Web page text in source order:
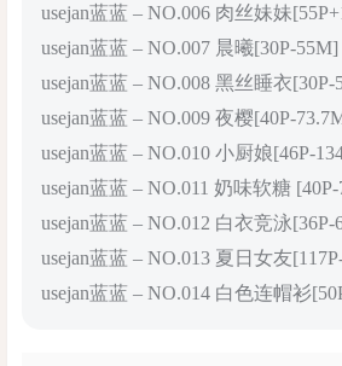
usejan蓝蓝 – NO.006 肉丝妹妹
usejan蓝蓝 – NO.007 晨曦[30P-55M]
usejan蓝蓝 – NO.008 黑丝睡衣[30P-
usejan蓝蓝 – NO.009 夜樱[40P-
usejan蓝蓝 – NO.010 小厨娘[46P-
usejan蓝蓝 – NO.011 奶味软糖
usejan蓝蓝 – NO.012 白衣竞泳[36P-
usejan蓝蓝 – NO.013 夏日女友
usejan蓝蓝 – NO.014 白色连帽衫